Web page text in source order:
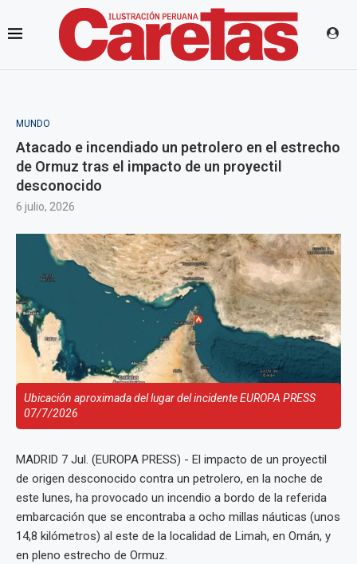
MUNDO
Atacado e incendiado un petrolero en el estrecho
de Ormuz tras el impacto de un proyectil
desconocido
6 julio, 2026
Ubicación aproximada del lugar del incidente EUROPA PRESS
07/7/2026
MADRID 7 Jul. (EUROPA PRESS) - El impacto de un proyectil
de origen desconocido contra un petrolero, en la noche de
este lunes, ha provocado un incendio a bordo de la referida
embarcación que se encontraba a ocho millas náuticas (unos
14,8 kilómetros) al este de la localidad de Limah, en Omán, y
en pleno estrecho de Ormuz.